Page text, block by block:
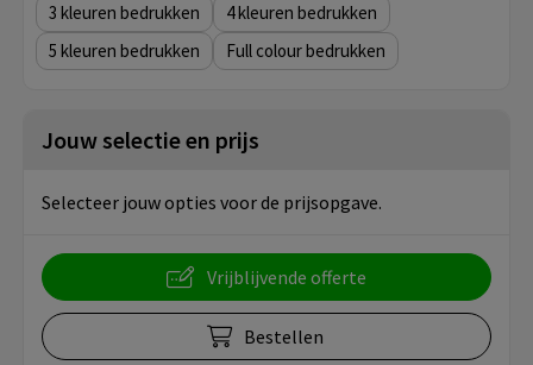
3
4
5
Full colour
Jouw selectie en prijs
Selecteer jouw opties voor de prijsopgave.
Vrijblijvende offerte
Bestellen